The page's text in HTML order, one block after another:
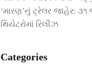
‘મારણ’નું ટ્રેલર જાહેર:
થિયેટરોમાં રિલીઝ
Categories